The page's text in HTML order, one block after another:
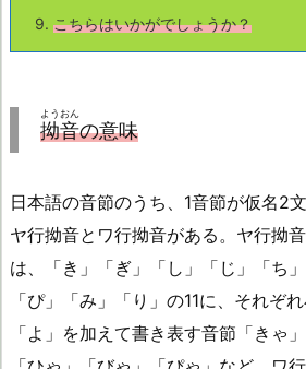
9. こちらはいかがでしょうか？
拗音
ようおん
の意味
日本語の音節のうち、1音節が仮名2
ヤ行拗音とワ行拗音がある。ヤ行拗
は、「き」「ぎ」「し」「じ」「ち
「ぴ」「み」「り」の11に、それぞ
「よ」を加えて書き表す音節「きゃ